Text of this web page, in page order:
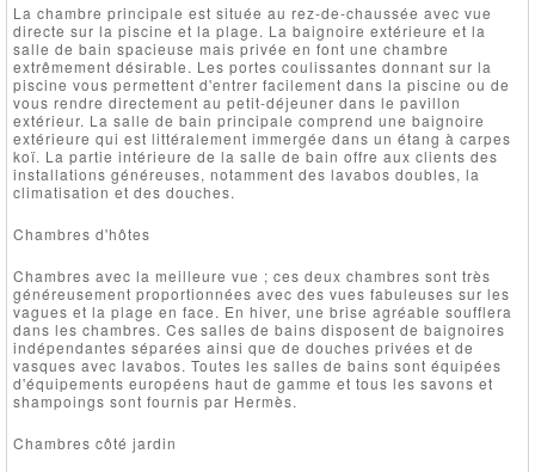
La chambre principale est située au rez-de-chaussée avec vue
directe sur la piscine et la plage. La baignoire extérieure et la
salle de bain spacieuse mais privée en font une chambre
extrêmement désirable. Les portes coulissantes donnant sur la
piscine vous permettent d'entrer facilement dans la piscine ou de
vous rendre directement au petit-déjeuner dans le pavillon
extérieur. La salle de bain principale comprend une baignoire
extérieure qui est littéralement immergée dans un étang à carpes
koï. La partie intérieure de la salle de bain offre aux clients des
installations généreuses, notamment des lavabos doubles, la
climatisation et des douches.
Chambres d'hôtes
Chambres avec la meilleure vue ; ces deux chambres sont très
généreusement proportionnées avec des vues fabuleuses sur les
vagues et la plage en face. En hiver, une brise agréable soufflera
dans les chambres. Ces salles de bains disposent de baignoires
indépendantes séparées ainsi que de douches privées et de
vasques avec lavabos. Toutes les salles de bains sont équipées
d'équipements européens haut de gamme et tous les savons et
shampoings sont fournis par Hermès.
Chambres côté jardin